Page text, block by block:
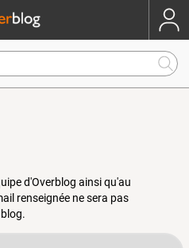
d'Overblog ainsi qu'au
renseignée ne sera pas